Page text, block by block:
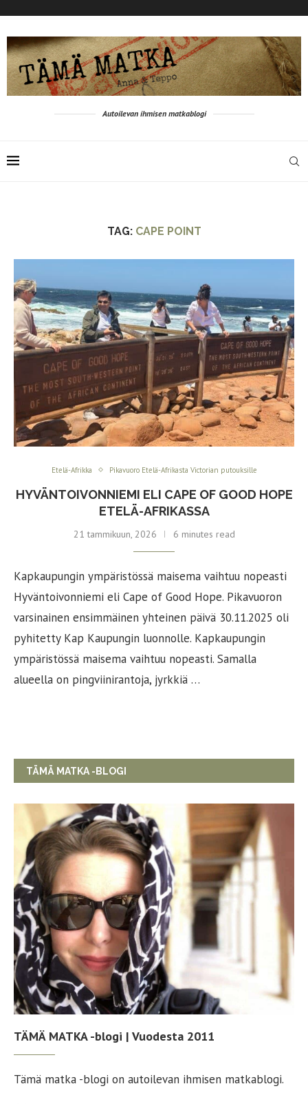
Autoilevan ihmisen matkablogi
TAG: CAPE POINT
Etelä-Afrikka Pikavuoro Etelä-Afrikasta Victorian putouksille
HYVÄNTOIVONNIEMI ELI CAPE OF GOOD HOPE
ETELÄ-AFRIKASSA
21 tammikuun, 2026 6 minutes read
Kapkaupungin ympäristössä maisema vaihtuu nopeasti
Hyväntoivonniemi eli Cape of Good Hope. Pikavuoron
varsinainen ensimmäinen yhteinen päivä 30.11.2025 oli
pyhitetty Kap Kaupungin luonnolle. Kapkaupungin
ympäristössä maisema vaihtuu nopeasti. Samalla
alueella on pingviinirantoja, jyrkkiä …
TÄMÄ MATKA -BLOGI
TÄMÄ MATKA -blogi | Vuodesta 2011
Tämä matka -blogi on autoilevan ihmisen matkablogi.